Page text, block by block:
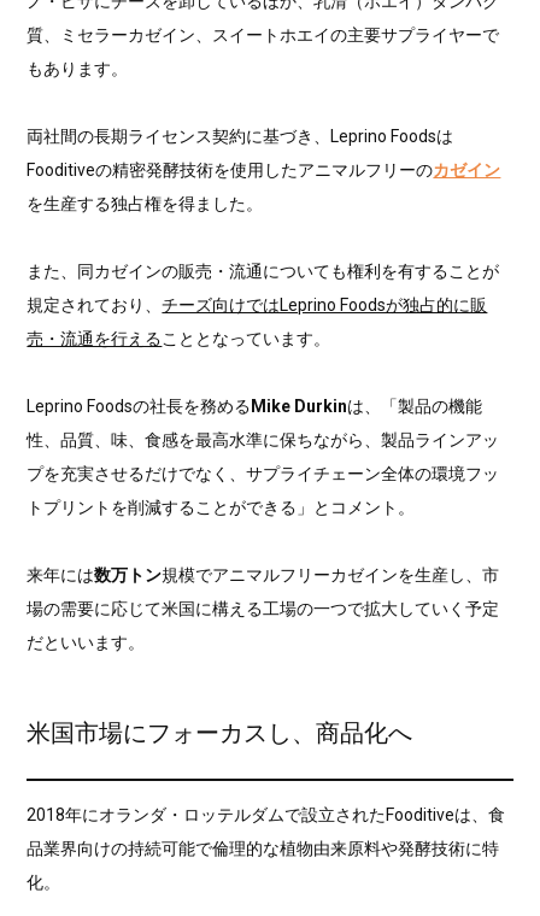
質、ミセラーカゼイン、スイートホエイの主要サプライヤーで
もあります。
両社間の長期ライセンス契約に基づき、Leprino Foodsは
Fooditiveの精密発酵技術を使用したアニマルフリーのカゼイン
を生産する独占権を得ました。
また、同カゼインの販売・流通についても権利を有することが
規定されており、チーズ向けではLeprino Foodsが独占的に販
売・流通を行えることとなっています。
Leprino Foodsの社長を務める Mike Durkinは、「製品の機能
性、品質、味、食感を最高水準に保ちながら、製品ラインアッ
プを充実させるだけでなく、サプライチェーン全体の環境フッ
トプリントを削減することができる」とコメント。
来年には数万トン規模でアニマルフリーカゼインを生産し、市
場の需要に応じて米国に構える工場の一つで拡大していく予定
だといいます。
米国市場にフォーカスし、商品化へ
2018年にオランダ・ロッテルダムで設立されたFooditiveは、食
品業界向けの持続可能で倫理的な植物由来原料や発酵技術に特
化。